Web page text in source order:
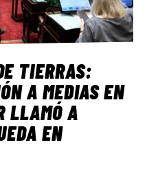
TIERRAS:
A MEDIAS EN
LLAMÓ A
EN